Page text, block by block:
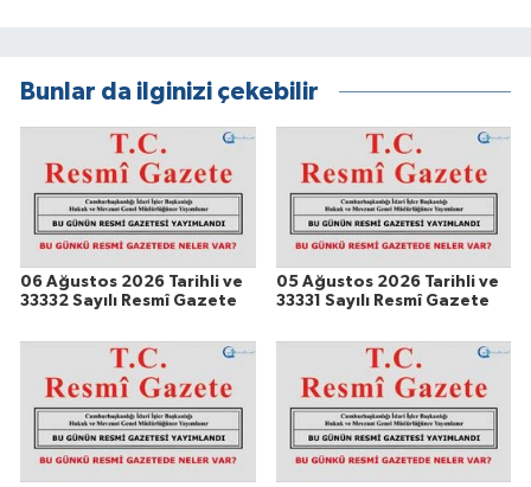
Bunlar da ilginizi çekebilir
06 Ağustos 2026 Tarihli ve
33332 Sayılı Resmî Gazete
05 Ağustos 2026 Tarihli ve
33331 Sayılı Resmî Gazete